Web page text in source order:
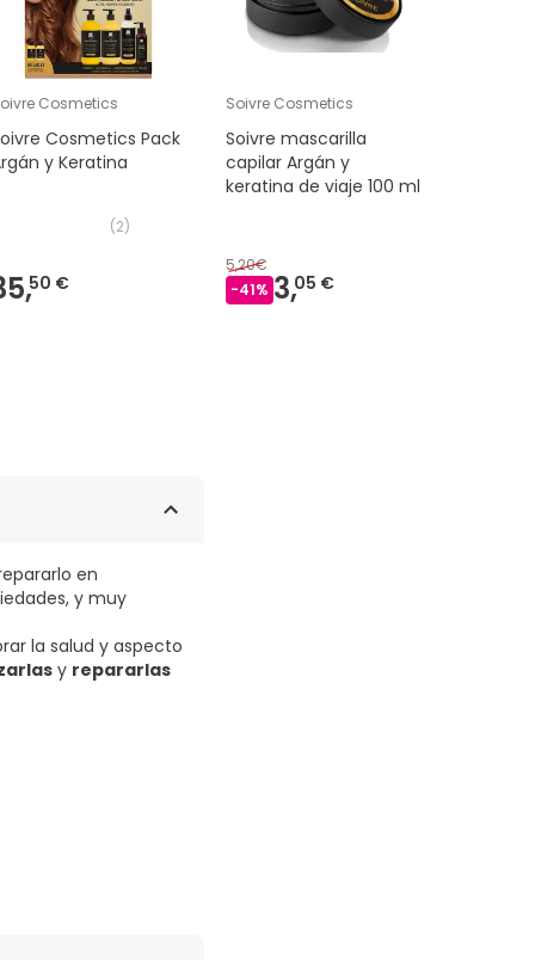
Cosmetics
Cosmetics Pack
y Keratina
(2)
50 €
Soivre Cosmetics
Soivre mascarilla
capilar Argán y
keratina de viaje 100 ml
5,20€
-41% 3,05 €
en
y muy
la salud y aspecto
y repararlas